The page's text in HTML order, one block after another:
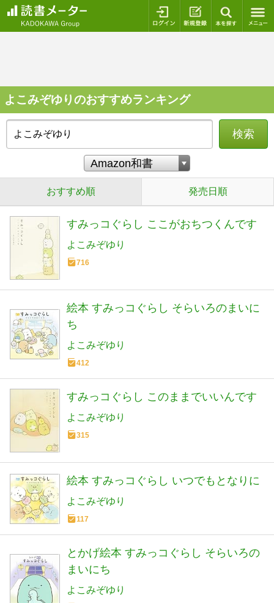
ログイン 新規登録
よこみぞゆりのおすすめランキング
検索
おすすめ順 発売日順
すみっコぐらし ここがおちつくんです
よこみぞゆり
716
絵本 すみっコぐらし そらいろのまいに
ち
よこみぞゆり
412
すみっコぐらし このままでいいんです
よこみぞゆり
315
絵本 すみっコぐらし いつでもとなりに
よこみぞゆり
117
とかげ絵本 すみっコぐらし そらいろの
まいにち
よこみぞゆり